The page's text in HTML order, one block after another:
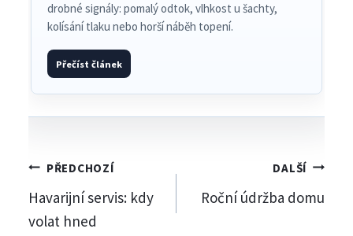
drobné signály: pomalý odtok, vlhkost u šachty,
kolísání tlaku nebo horší náběh topení.
Přečíst článek
Navigace
pro
PŘEDCHOZÍ
Havarijní servis: kdy
volat hned
DALŠÍ
Roční údržba domu